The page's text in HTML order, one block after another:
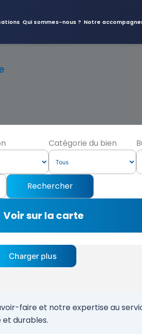
Qui sommes-nous ? Notre
Catégorie du bien
Voir sur la carte
Charger plus
faire et notre expertise au
durables.